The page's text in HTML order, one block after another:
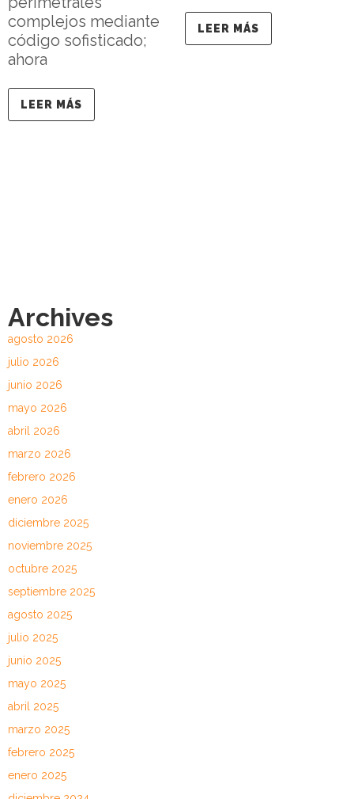
complejos mediante
código sofisticado;
ahora
LEER MÁS
LEER MÁS
Archives
agosto 2026
julio 2026
junio 2026
mayo 2026
abril 2026
marzo 2026
febrero 2026
enero 2026
diciembre 2025
noviembre 2025
octubre 2025
septiembre 2025
agosto 2025
julio 2025
junio 2025
mayo 2025
abril 2025
marzo 2025
febrero 2025
enero 2025